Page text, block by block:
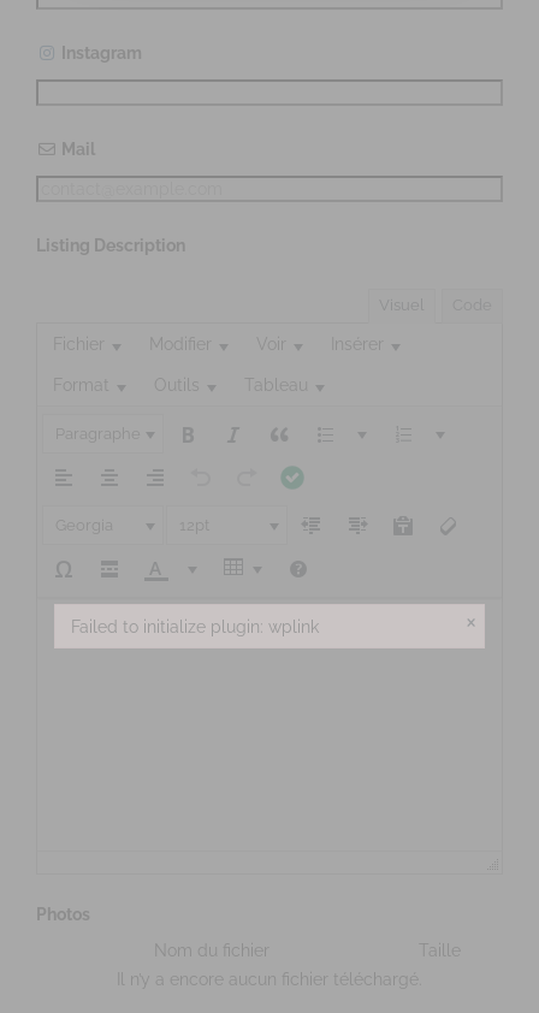
Instagram
Mail
Listing Description
Visuel
Fichier Modifier Voir Insérer
Format Outils Tableau
Photos
Nom du fichier
Taille
Il n’y a encore aucun fichier téléchargé.
Failed to initialize plugin: wplink ×
Failed to initialize plugin: wplink